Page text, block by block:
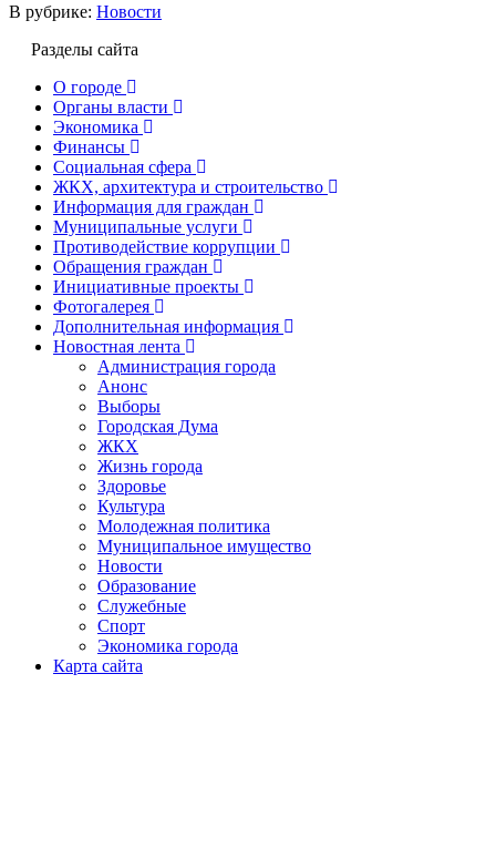
В рубрике: Новости
Разделы сайта
О городе
Органы власти
Экономика
Финансы
Социальная сфера
ЖКХ, архитектура и строительство
Информация для граждан
Муниципальные услуги
Противодействие коррупции
Обращения граждан
Инициативные проекты
Фотогалерея
Дополнительная информация
Новостная лента
Администрация города
Анонс
Выборы
Городская Дума
ЖКХ
Жизнь города
Здоровье
Культура
Молодежная политика
Муниципальное имущество
Новости
Образование
Служебные
Спорт
Экономика города
Карта сайта